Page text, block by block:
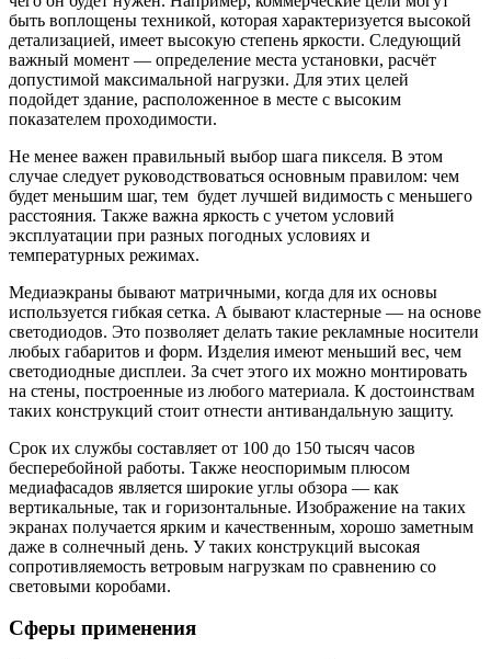
быть воплощены техникой, которая характеризуется высокой
детализацией, имеет высокую степень яркости. Следующий
важный момент — определение места установки, расчёт
допустимой максимальной нагрузки. Для этих целей
подойдет здание, расположенное в месте с высоким
показателем проходимости.
Не менее важен правильный выбор шага пикселя. В этом
случае следует руководствоваться основным правилом: чем
будет меньшим шаг, тем будет лучшей видимость с меньшего
расстояния. Также важна яркость с учетом условий
эксплуатации при разных погодных условиях и
температурных режимах.
Медиаэкраны бывают матричными, когда для их основы
используется гибкая сетка. А бывают кластерные — на основе
светодиодов. Это позволяет делать такие рекламные носители
любых габаритов и форм. Изделия имеют меньший вес, чем
светодиодные дисплеи. За счет этого их можно монтировать
на стены, построенные из любого материала. К достоинствам
таких конструкций стоит отнести антивандальную защиту.
Срок их службы составляет от 100 до 150 тысяч часов
бесперебойной работы. Также неоспоримым плюсом
медиафасадов является широкие углы обзора — как
вертикальные, так и горизонтальные. Изображение на таких
экранах получается ярким и качественным, хорошо заметным
даже в солнечный день. У таких конструкций высокая
сопротивляемость ветровым нагрузкам по сравнению со
световыми коробами.
Сферы применения